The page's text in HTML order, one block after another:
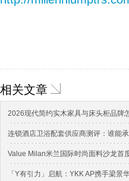
相关文章
2026现代简约实木家具与床头柜品牌
连锁酒店卫浴配套供应商测评：谁能
Value Milan米兰国际时尚面料沙龙首
「Y有引力」启航：YKK AP携手梁